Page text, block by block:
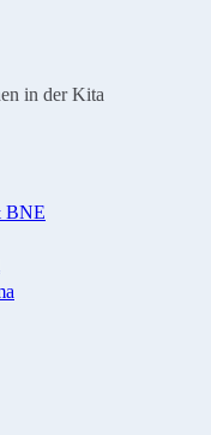
in der Kita
BNE